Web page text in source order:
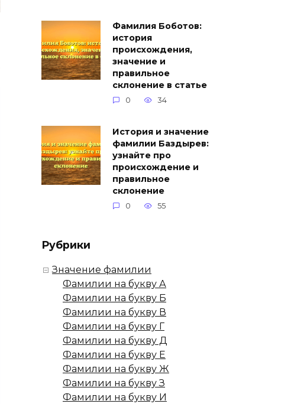
Фамилия Боботов:
история
происхождения,
значение и
правильное
склонение в статье
0 34
История и значение
фамилии Баздырев:
узнайте про
происхождение и
правильное
склонение
0 55
Рубрики
Значение фамилии
Фамилии на букву А
Фамилии на букву Б
Фамилии на букву В
Фамилии на букву Г
Фамилии на букву Д
Фамилии на букву Е
Фамилии на букву Ж
Фамилии на букву З
Фамилии на букву И